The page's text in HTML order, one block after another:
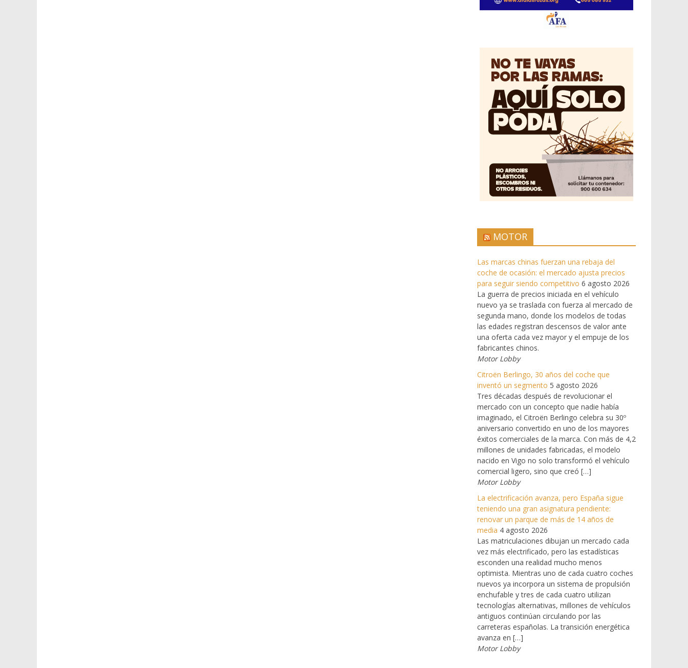
MOTOR
Las marcas chinas fuerzan una rebaja del
coche de ocasión: el mercado ajusta precios
para seguir siendo competitivo 6 agosto 2026
La guerra de precios iniciada en el vehículo
nuevo ya se traslada con fuerza al mercado de
segunda mano, donde los modelos de todas
las edades registran descensos de valor ante
una oferta cada vez mayor y el empuje de los
fabricantes chinos.
Motor Lobby
Citroën Berlingo, 30 años del coche que
inventó un segmento 5 agosto 2026
Tres décadas después de revolucionar el
mercado con un concepto que nadie había
imaginado, el Citroën Berlingo celebra su 30º
aniversario convertido en uno de los mayores
éxitos comerciales de la marca. Con más de 4,2
millones de unidades fabricadas, el modelo
nacido en Vigo no solo transformó el vehículo
comercial ligero, sino que creó […]
Motor Lobby
La electrificación avanza, pero España sigue
teniendo una gran asignatura pendiente:
renovar un parque de más de 14 años de
media 4 agosto 2026
Las matriculaciones dibujan un mercado cada
vez más electrificado, pero las estadísticas
esconden una realidad mucho menos
optimista. Mientras uno de cada cuatro coches
nuevos ya incorpora un sistema de propulsión
enchufable y tres de cada cuatro utilizan
tecnologías alternativas, millones de vehículos
antiguos continúan circulando por las
carreteras españolas. La transición energética
avanza en […]
Motor Lobby